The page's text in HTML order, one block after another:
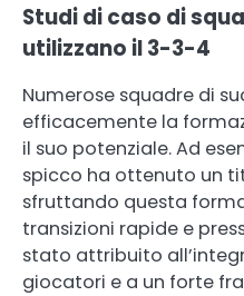
Studi di caso di
utilizzano il 3-3-4
Numerose squadre di
efficacemente la
il suo potenziale. Ad
spicco ha ottenuto un
sfruttando questa
transizioni rapide e
stato attribuito
giocatori e a un forte